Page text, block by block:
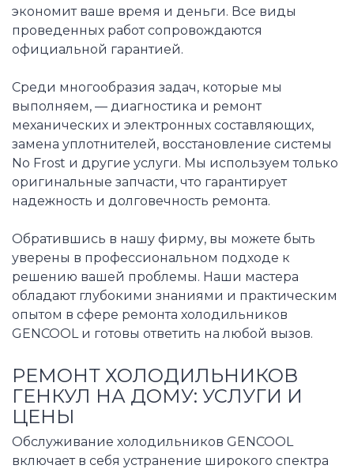
экономит ваше время и деньги. Все виды
проведенных работ сопровождаются
официальной гарантией.
Среди многообразия задач, которые мы
выполняем, — диагностика и ремонт
механических и электронных составляющих,
замена уплотнителей, восстановление системы
No Frost и другие услуги. Мы используем только
оригинальные запчасти, что гарантирует
надежность и долговечность ремонта.
Обратившись в нашу фирму, вы можете быть
уверены в профессиональном подходе к
решению вашей проблемы. Наши мастера
обладают глубокими знаниями и практическим
опытом в сфере ремонта холодильников
GENCOOL и готовы ответить на любой вызов.
РЕМОНТ ХОЛОДИЛЬНИКОВ
ГЕНКУЛ НА ДОМУ: УСЛУГИ И
ЦЕНЫ
Обслуживание холодильников GENCOOL
включает в себя устранение широкого спектра